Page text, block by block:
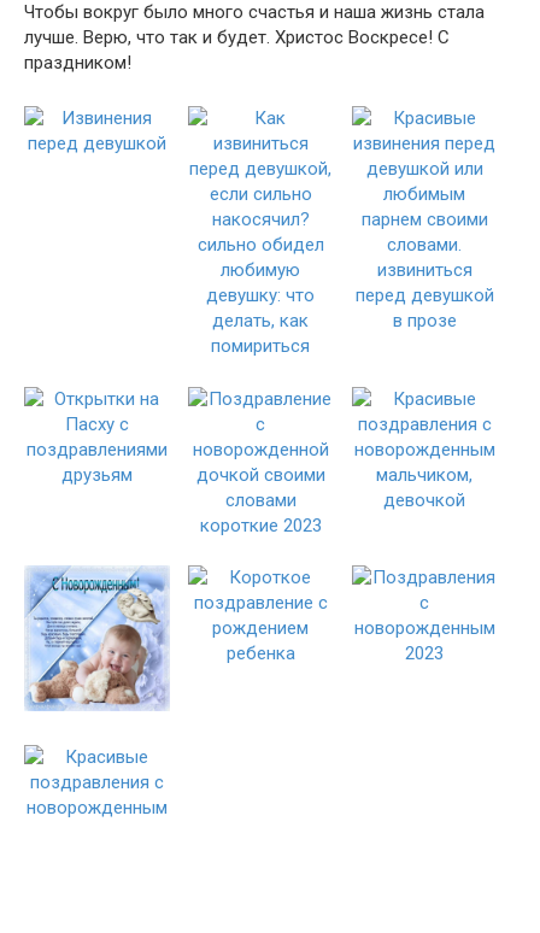
Чтобы вокруг было много счастья и наша жизнь стала
лучше. Верю, что так и будет. Христос Воскресе! С
праздником!